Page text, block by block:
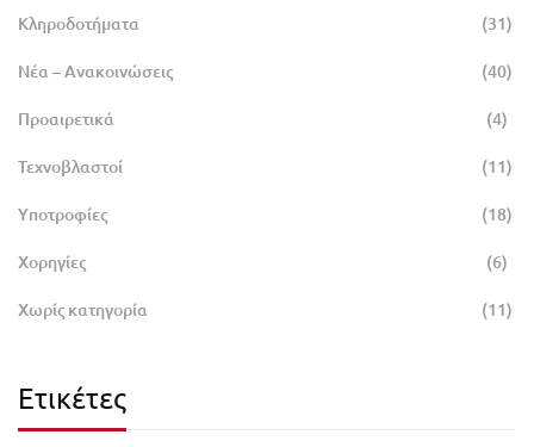
Κληροδοτήματα (31)
Νέα – Ανακοινώσεις (40)
Προαιρετικά (4)
Τεχνοβλαστοί (11)
Υποτροφίες (18)
Χορηγίες (6)
Χωρίς κατηγορία (11)
Ετικέτες